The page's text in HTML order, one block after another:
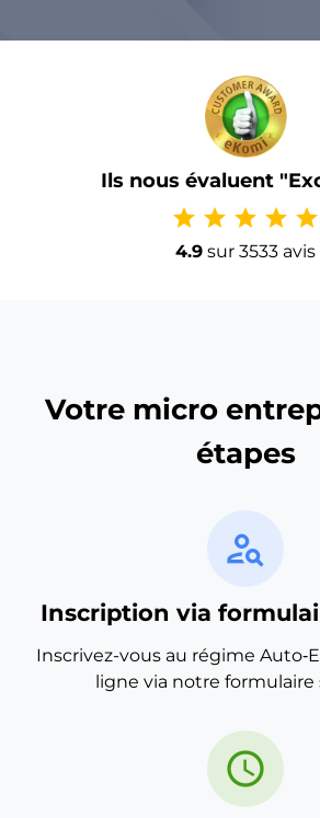
Ils nous évaluent
star star star star star
4.9 sur 3533 avis
Votre micro
étapes
person_search
Inscription via
Inscrivez-vous au régime
ligne via notre formulaire
schedule